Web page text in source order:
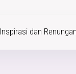
Inspirasi dan Renungan